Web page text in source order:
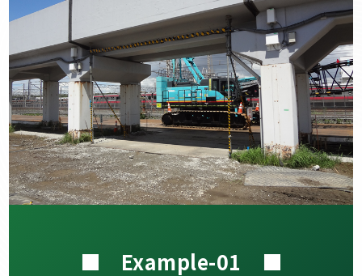
■ Example-01 ■